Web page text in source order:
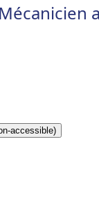
accessible)